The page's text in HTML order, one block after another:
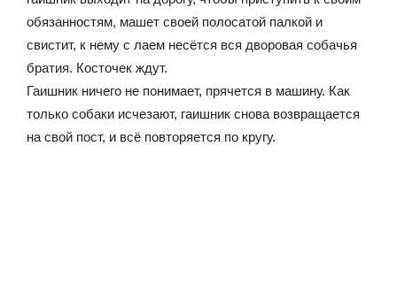
обязанностям, машет своей полосатой палкой и
свистит, к нему с лаем несётся вся дворовая собачья
братия. Косточек ждут.
Гаишник ничего не понимает, прячется в машину. Как
только собаки исчезают, гаишник снова возвращается
на свой пост, и всё повторяется по кругу.